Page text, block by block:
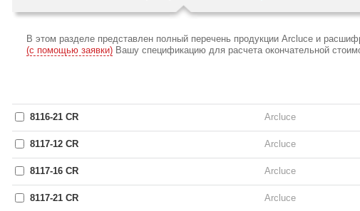
В этом разделе представлен полный перечень продукции Arcluce и
(с помощью заявки) Вашу спецификацию для расчета окончательной
8116-21 CR Arcluce
8117-12 CR Arcluce
8117-16 CR Arcluce
8117-21 CR Arcluce